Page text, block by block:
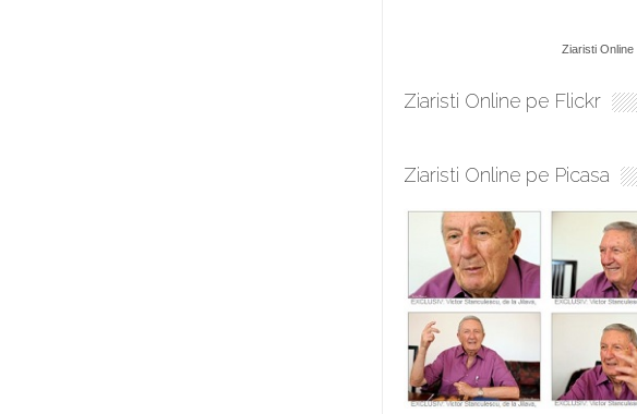
Ziaristi Online
Ziaristi Online pe Flickr
Ziaristi Online pe Picasa